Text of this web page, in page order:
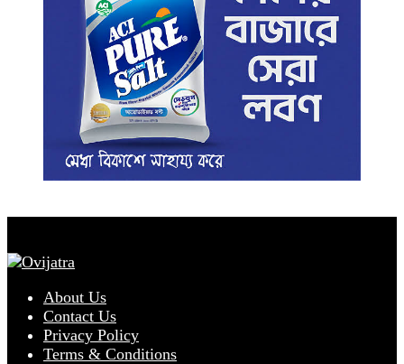
About Us
Contact Us
Privacy Policy
Terms & Conditions